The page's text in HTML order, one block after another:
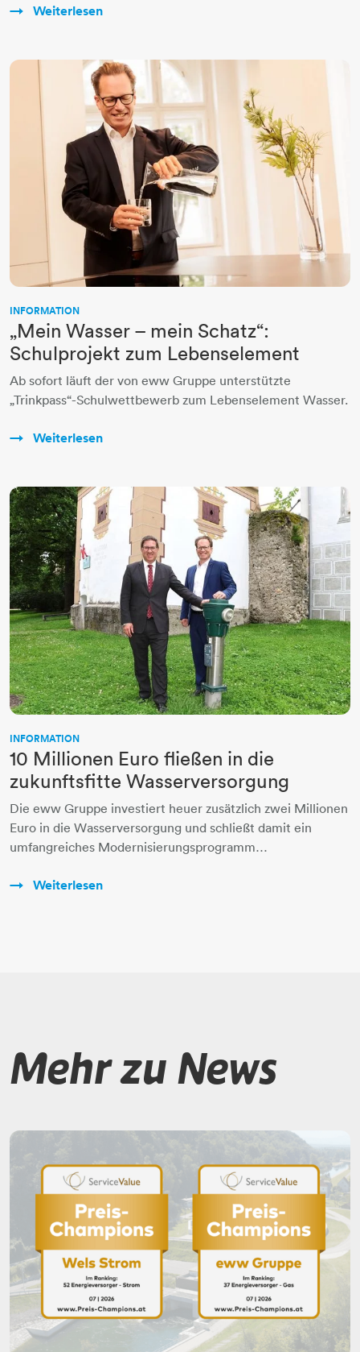
Weiterlesen
INFORMATION
„Mein Wasser – mein Schatz“:
Schulprojekt zum Lebenselement
Ab sofort läuft der von eww Gruppe unterstützte
„Trinkpass“-Schulwettbewerb zum Lebenselement Wasser.
Weiterlesen
INFORMATION
10 Millionen Euro fließen in die
zukunftsfitte Wasserversorgung
Die eww Gruppe investiert heuer zusätzlich zwei Millionen
Euro in die Wasserversorgung und schließt damit ein
umfangreiches Modernisierungsprogramm…
Weiterlesen
Mehr zu News